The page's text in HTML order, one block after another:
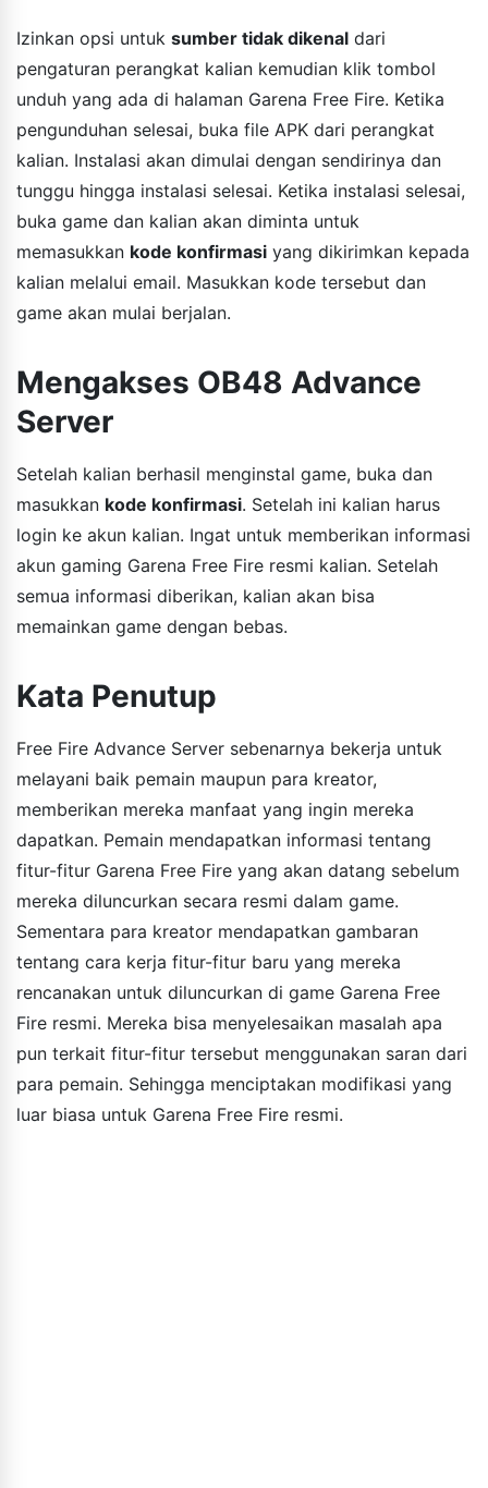
Izinkan opsi untuk sumber tidak dikenal dari
pengaturan perangkat kalian kemudian klik tombol
unduh yang ada di halaman Garena Free Fire. Ketika
pengunduhan selesai, buka file APK dari perangkat
kalian. Instalasi akan dimulai dengan sendirinya dan
tunggu hingga instalasi selesai. Ketika instalasi selesai,
buka game dan kalian akan diminta untuk
memasukkan kode konfirmasi yang dikirimkan kepada
kalian melalui email. Masukkan kode tersebut dan
game akan mulai berjalan.
Mengakses OB48 Advance
Server
Setelah kalian berhasil menginstal game, buka dan
masukkan kode konfirmasi. Setelah ini kalian harus
login ke akun kalian. Ingat untuk memberikan informasi
akun gaming Garena Free Fire resmi kalian. Setelah
semua informasi diberikan, kalian akan bisa
memainkan game dengan bebas.
Kata Penutup
Free Fire Advance Server sebenarnya bekerja untuk
melayani baik pemain maupun para kreator,
memberikan mereka manfaat yang ingin mereka
dapatkan. Pemain mendapatkan informasi tentang
fitur-fitur Garena Free Fire yang akan datang sebelum
mereka diluncurkan secara resmi dalam game.
Sementara para kreator mendapatkan gambaran
tentang cara kerja fitur-fitur baru yang mereka
rencanakan untuk diluncurkan di game Garena Free
Fire resmi. Mereka bisa menyelesaikan masalah apa
pun terkait fitur-fitur tersebut menggunakan saran dari
para pemain. Sehingga menciptakan modifikasi yang
luar biasa untuk Garena Free Fire resmi.